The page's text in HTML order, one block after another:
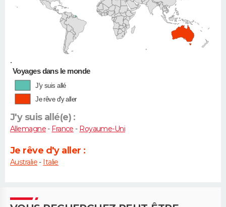
•
Voyages dans le monde
J'y suis allé
Je rêve d'y aller
J'y suis allé(e) :
Allemagne- France - Royaume-Uni
Je rêve d'y aller :
Australie- Italie